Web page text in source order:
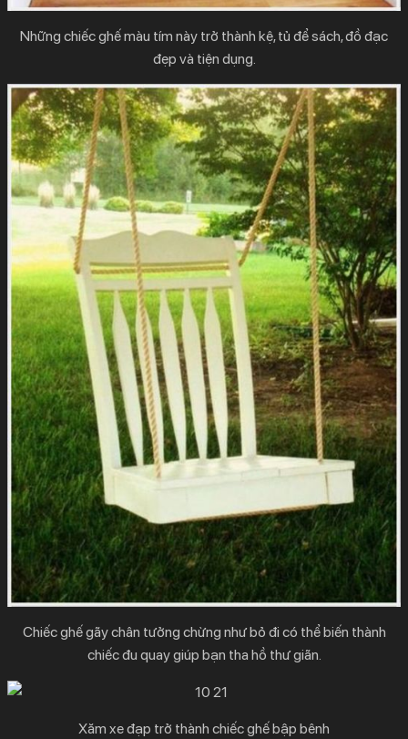
Những chiếc ghế màu tím này trở thành kệ, tủ để sách, đồ đạc
đẹp và tiện dụng.
Chiếc ghế gãy chân tưởng chừng như bỏ đi có thể biến thành
chiếc đu quay giúp bạn tha hồ thư giãn.
Xăm xe đạp trở thành chiếc ghế bập bênh